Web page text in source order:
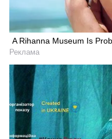
A Rihanna Museum Is
Реклама